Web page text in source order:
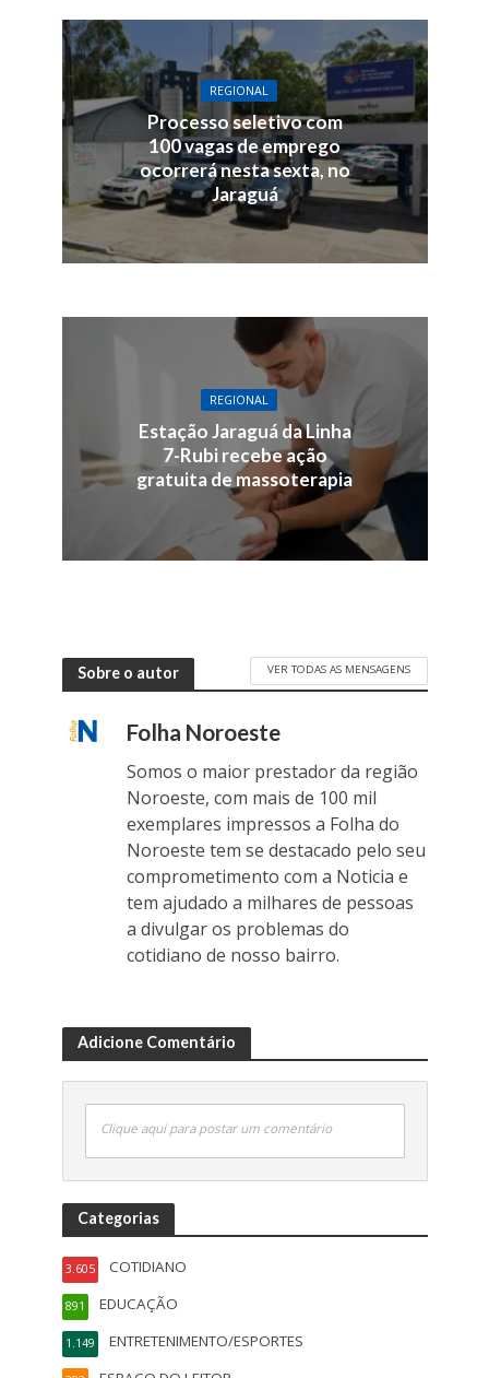
REGIONAL
Processo seletivo com
100 vagas de emprego
ocorrerá nesta sexta, no
Jaraguá
REGIONAL
Estação Jaraguá da Linha
7-Rubi recebe ação
gratuita de massoterapia
Sobre o autor VER TODAS AS MENSAGENS
Folha Noroeste
Somos o maior prestador da região
Noroeste, com mais de 100 mil
exemplares impressos a Folha do
Noroeste tem se destacado pelo seu
comprometimento com a Noticia e
tem ajudado a milhares de pessoas
a divulgar os problemas do
cotidiano de nosso bairro.
Adicione Comentário
Clique aqui para postar um comentário
Categorias
COTIDIANO
3.605
EDUCAÇÃO
891
ENTRETENIMENTO/ESPORTES
1.149